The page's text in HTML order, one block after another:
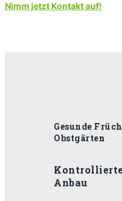
Nimm jetzt Kontakt auf!
Gesunde
Obstgärten
Anbau